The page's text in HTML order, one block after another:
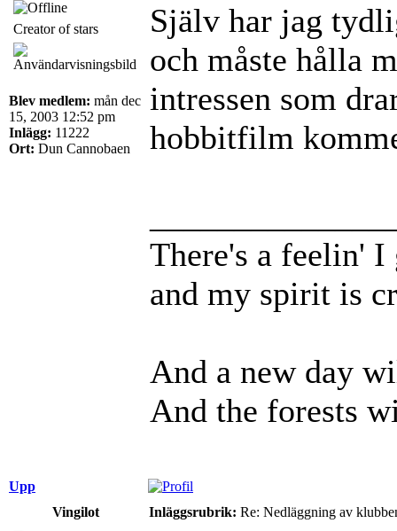
Creator of stars
Blev medlem: mån dec
15, 2003 12:52 pm
Inlägg: 11222
Ort: Dun Cannobaen
Själv har jag
och måste hålla
intressen som
hobbitfilm
There's a feelin'
and my spirit is
And a new day
And the forests
Upp
Vingilot
Inläggsrubrik: Re: Nedläggning av